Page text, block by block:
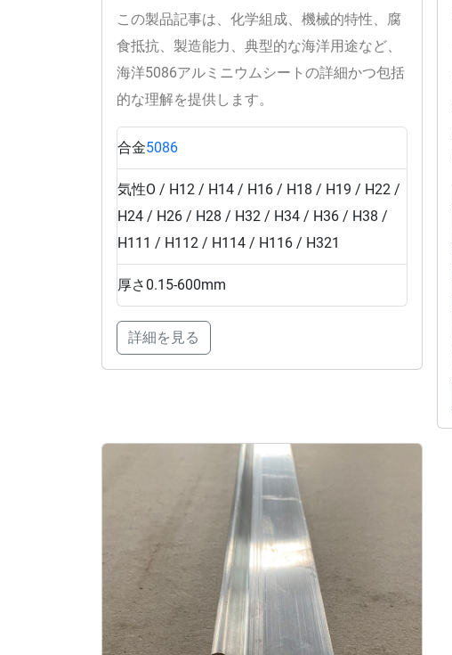
この製品記事は、化学組成、機械的特性、腐
食抵抗、製造能力、典型的な海洋用途など、
海洋5086アルミニウムシートの詳細かつ包括
的な理解を提供します。
合金5086
気性O / H12 / H14 / H16 / H18 / H19 / H22 /
H24 / H26 / H28 / H32 / H34 / H36 / H38 /
H111 / H112 / H114 / H116 / H321
厚さ 0.15-600mm
詳細を見る